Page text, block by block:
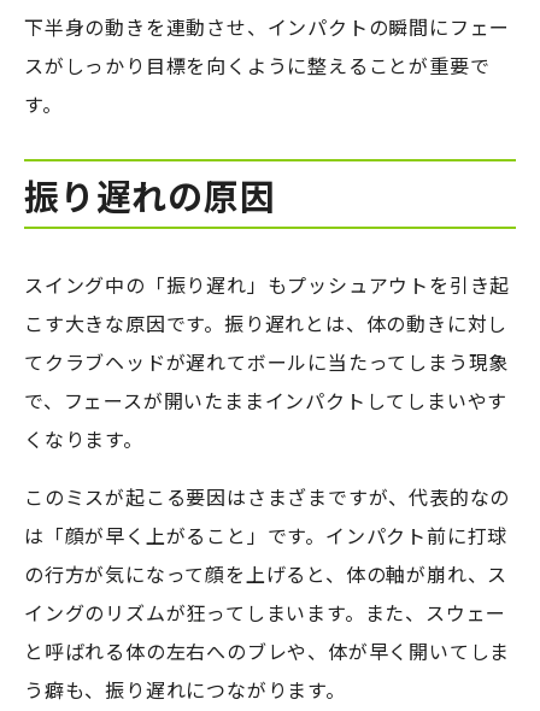
ドアゴルフ」で練習環境を変えてみませんか？
下半身の動きを連動させ、インパクトの瞬間にフェー
スがしっかり目標を向くように整えることが重要で
す。
振り遅れの原因
スイング中の「振り遅れ」もプッシュアウトを引き起
こす大きな原因です。振り遅れとは、体の動きに対し
てクラブヘッドが遅れてボールに当たってしまう現象
で、フェースが開いたままインパクトしてしまいやす
くなります。
このミスが起こる要因はさまざまですが、代表的なの
は「顔が早く上がること」です。インパクト前に打球
の行方が気になって顔を上げると、体の軸が崩れ、ス
イングのリズムが狂ってしまいます。また、スウェー
と呼ばれる体の左右へのブレや、体が早く開いてしま
う癖も、振り遅れにつながります。